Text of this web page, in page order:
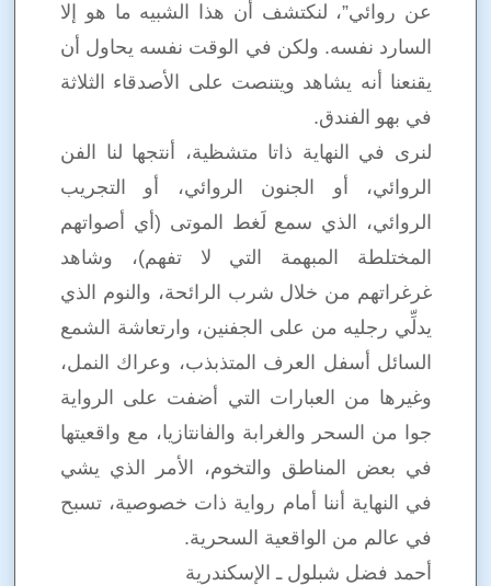
عن روائي”، لنكتشف أن هذا الشبيه ما هو إلا
السارد نفسه. ولكن في الوقت نفسه يحاول أن
يقنعنا أنه يشاهد ويتنصت على الأصدقاء الثلاثة
في بهو الفندق.
لنرى في النهاية ذاتا متشظية، أنتجها لنا الفن
الروائي، أو الجنون الروائي، أو التجريب
الروائي، الذي سمع لَغط الموتى (أي أصواتهم
المختلطة المبهمة التي لا تفهم)، وشاهد
غرغراتهم من خلال شرب الرائحة، والنوم الذي
يدلِّي رجليه من على الجفنين، وارتعاشة الشمع
السائل أسفل العرف المتذبذب، وعراك النمل،
وغيرها من العبارات التي أضفت على الرواية
جوا من السحر والغرابة والفانتازيا، مع واقعيتها
في بعض المناطق والتخوم، الأمر الذي يشي
في النهاية أننا أمام رواية ذات خصوصية، تسبح
في عالم من الواقعية السحرية.
أحمد فضل شبلول ـ الإسكندرية